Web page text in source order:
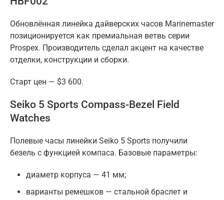
Обновлённая линейка дайверских часов Marinemaster
позиционируется как премиальная ветвь серии
Prospex. Производитель сделал акцент на качестве
отделки, конструкции и сборки.
Старт цен — $3 600.
Seiko 5 Sports Compass-Bezel Field
Watches
Полевые часы линейки Seiko 5 Sports получили
безель с функцией компаса. Базовые параметры:
диаметр корпуса — 41 мм;
варианты ремешков — стальной браслет и